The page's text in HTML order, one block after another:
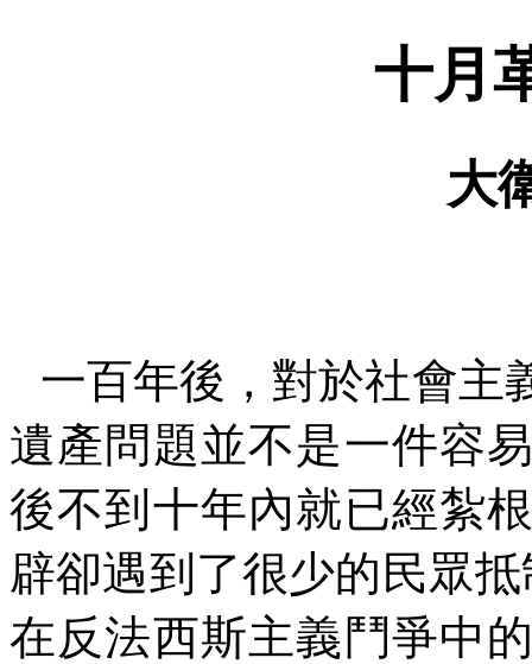
十月
大
一百年後，對於社會主
遺產問題並不是一件容
後不到十年內就已經紮
辟卻遇到了很少的民眾
在反法西斯主義鬥爭中